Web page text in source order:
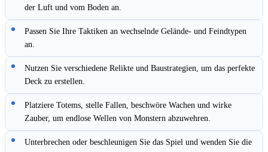
der Luft und vom Boden an.
Passen Sie Ihre Taktiken an wechselnde Gelände- und Feindtypen
an.
Nutzen Sie verschiedene Relikte und Baustrategien, um das perfekte
Deck zu erstellen.
Platziere Totems, stelle Fallen, beschwöre Wachen und wirke
Zauber, um endlose Wellen von Monstern abzuwehren.
Unterbrechen oder beschleunigen Sie das Spiel und wenden Sie die